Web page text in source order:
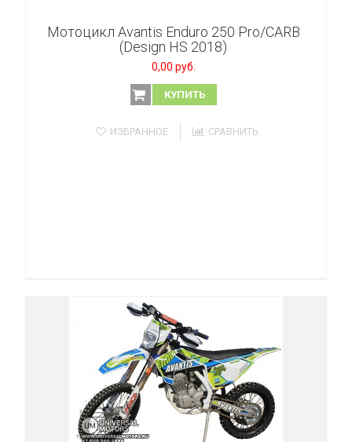
Мотоцикл Avantis Enduro 250 Pro/CARB
(Design HS 2018)
0,00 руб.
КУПИТЬ
ИЗБРАННОЕ СРАВНИТЬ